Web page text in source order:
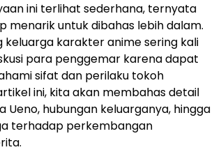
ini terlihat sederhana, ternyata
menarik untuk dibahas lebih dalam.
karakter anime sering kali
para penggemar karena dapat
sifat dan perilaku tokoh
ini, kita akan membahas detail
Ueno, hubungan keluarganya, hingga
terhadap perkembangan